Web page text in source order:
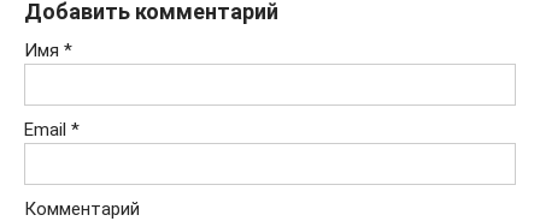
Добавить комментарий
Имя *
Email *
Комментарий